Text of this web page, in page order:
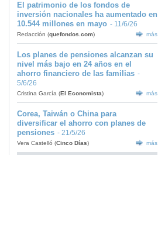
El patrimonio de los fondos de
inversión nacionales ha aumentado en
10.544 millones en mayo - 11/6/26
Redacción (quefondos.com) más
Los planes de pensiones alcanzan su
nivel más bajo en 24 años en el
ahorro financiero de las familias -
5/6/26
Cristina García (El Economista) más
Corea, Taiwán o China para
diversificar el ahorro con planes de
pensiones - 21/5/26
Vera Castelló (Cinco Días) más